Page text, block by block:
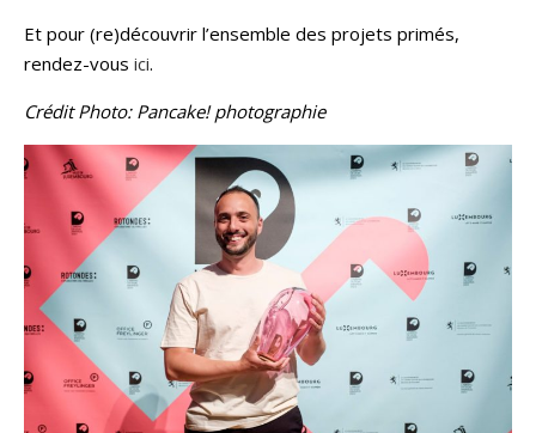
Et pour (re)découvrir l’ensemble des projets primés,
rendez-vous ici.
Crédit Photo: Pancake! photographie